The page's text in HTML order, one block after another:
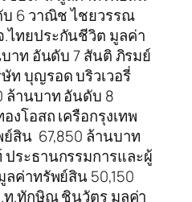
บ 6 วาณิช ไชยวรรณ
ไทยประกันชีวิต มูลค่า
บาท อันดับ 7 สันติ ภิรมย์
ท บุญรอด บริวเวอรี่
ล้านบาท อันดับ 8
งโอสถ เครือกรุงเทพ
สิน 67,850 ล้านบาท
ระธานกรรมการและผู้
ลค่าทรัพย์สิน 50,150
ท.ทักษิณ ชินวัตร มูลค่า